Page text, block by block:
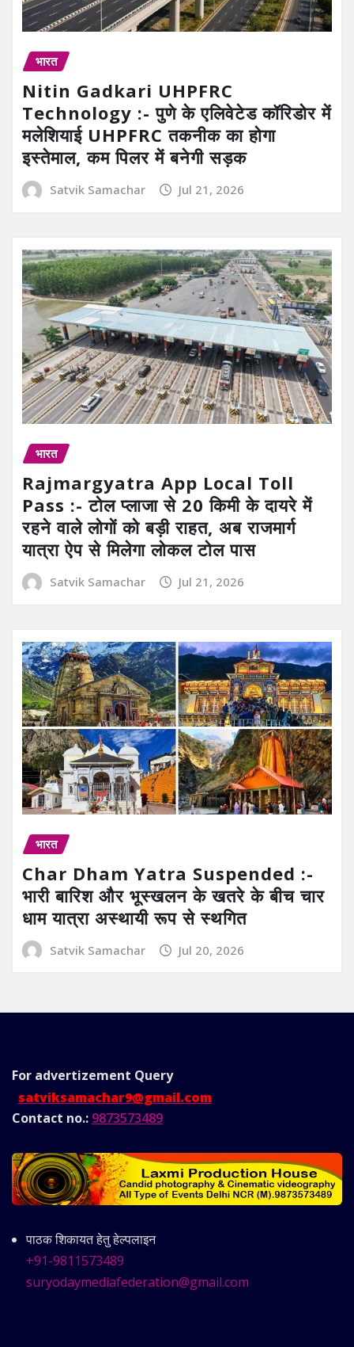
भारत
Nitin Gadkari UHPFRC
Technology :- पुणे के एलिवेटेड कॉरिडोर में
मलेशियाई UHPFRC तकनीक का होगा
इस्तेमाल, कम पिलर में बनेगी सड़क
Satvik Samachar Jul 21, 2026
भारत
Rajmargyatra App Local Toll
Pass :- टोल प्लाजा से 20 किमी के दायरे में
रहने वाले लोगों को बड़ी राहत, अब राजमार्ग
यात्रा ऐप से मिलेगा लोकल टोल पास
Satvik Samachar Jul 21, 2026
भारत
Char Dham Yatra Suspended :-
भारी बारिश और भूस्खलन के खतरे के बीच चार
धाम यात्रा अस्थायी रूप से स्थगित
Satvik Samachar Jul 20, 2026
For advertizement Query
satviksamachar9@gmail.com
Contact no.: 9873573489
पाठक शिकायत हेतु हेल्पलाइन
+91-9811573489
suryodaymediafederation@gmail.com